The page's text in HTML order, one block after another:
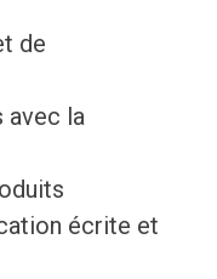
de
avec la
écrite et